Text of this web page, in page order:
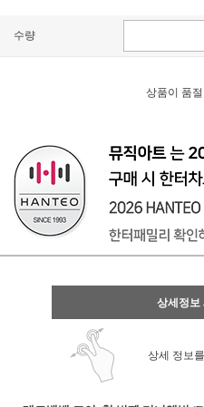
수량
상품이 품
상세정보
상세 정보